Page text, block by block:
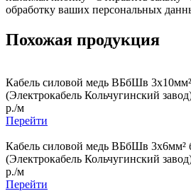
обработку ваших персональных
Похожая продукция
Кабель силовой медь ВБбШв
(Электрокабель Кольчугинский
р./м
Перейти
Кабель силовой медь ВБбШв
(Электрокабель Кольчугинский
р./м
Перейти